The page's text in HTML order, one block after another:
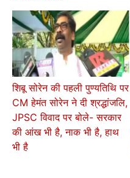
शिबू सोरेन की पहली पुण्यतिथि पर
CM हेमंत सोरेन ने दी श्रद्धांजलि,
JPSC विवाद पर बोले- सरकार
की आंख भी है, नाक भी है, हाथ
भी है